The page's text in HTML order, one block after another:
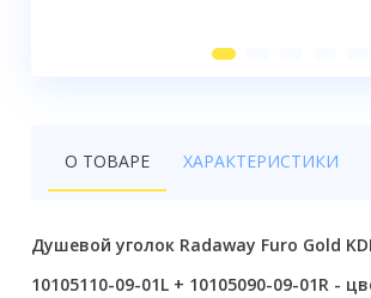
Кухонные мойки
О ТОВАРЕ ХАРАКТЕРИСТИКИ
Душевой уголок Radaway Furo Gold
10105110-09-01L + 10105090-09-01R -